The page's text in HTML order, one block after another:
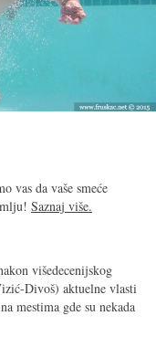
vas da vaše smeće
Saznaj više.
višedecenijskog
Divoš) aktuelne vlasti
mestima gde su nekada